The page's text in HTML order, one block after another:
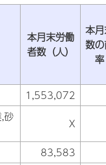
本月末労働
者数（人）
本
数
率
1,553,072
砂
X
83,583